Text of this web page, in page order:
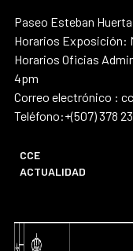
Paseo Esteban
Horarios Exposición:
Horarios Oficias
4pm
Correo electrónico :
Teléfono:+(507) 378
CCE
ACTUALIDAD